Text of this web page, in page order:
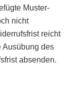
Muster-
nicht
reicht
Ausübung des
absenden.